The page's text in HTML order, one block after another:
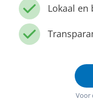
Lokaal en
Voor